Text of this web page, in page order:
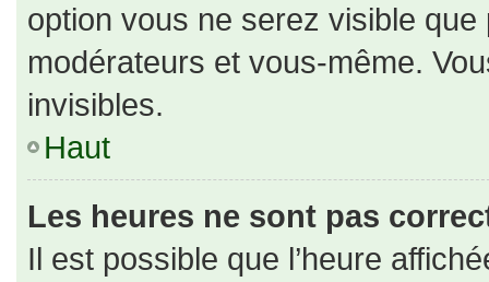
option vous ne serez visible
modérateurs et vous-même.
invisibles.
Haut
Les heures ne sont pas
Il est possible que l’heure